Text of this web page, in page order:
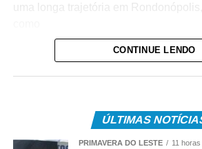
uma longa trajetória em
médico-legista na Perícia Oficial e
(Politec), onde fez grandes amizades,
professor do
onde se aposentou.
CONTINUE LENDO
ÚLTIMAS
PRIMAVERA DO LESTE 11